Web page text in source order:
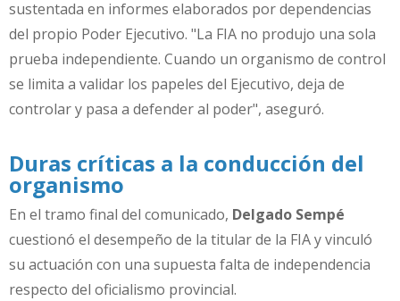
sustentada en informes elaborados por dependencias
del propio Poder Ejecutivo. "La FIA no produjo una sola
prueba independiente. Cuando un organismo de control
se limita a validar los papeles del Ejecutivo, deja de
controlar y pasa a defender al poder", aseguró.
Duras críticas a la conducción del
organismo
En el tramo final del comunicado, Delgado Sempé
cuestionó el desempeño de la titular de la FIA y vinculó
su actuación con una supuesta falta de independencia
respecto del oficialismo provincial.